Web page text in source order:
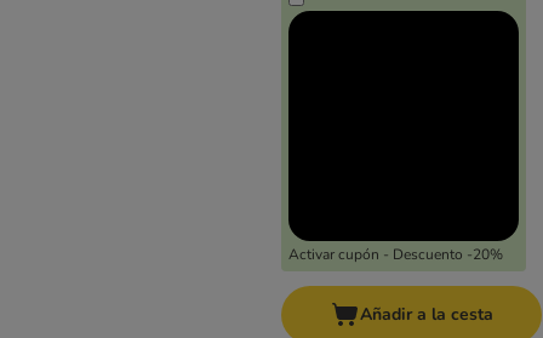
Activar cupón - Descuento -20%
Añadir a la cesta